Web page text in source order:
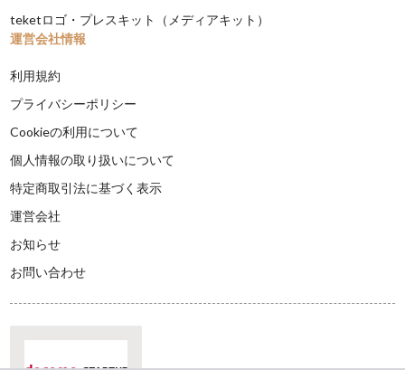
teketロゴ・プレスキット（メディアキット）
運営会社情報
利用規約
プライバシーポリシー
Cookieの利用について
個人情報の取り扱いについて
特定商取引法に基づく表示
運営会社
お知らせ
お問い合わせ